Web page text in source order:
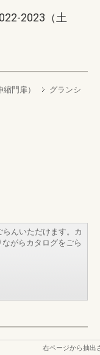
2023（土
門扉）
グランシ
んいただけます。カ
がらカタログをごら
右ページから抽出